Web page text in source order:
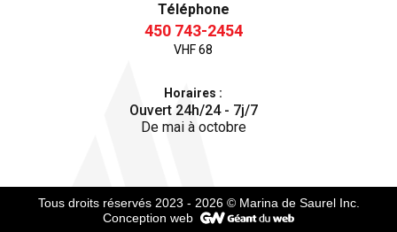
Téléphone
450 743-2454
VHF 68
Horaires :
Ouvert 24h/24 - 7j/7
De mai à octobre
Tous droits réservés 2023 - 2026 © Marina de Saurel Inc.
Conception web